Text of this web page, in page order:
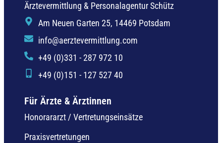
Für Ärzte & Ärztinnen
Honorararzt / Vertretungseinsätze
Praxisvertretungen
Ärztevermittlung & Personalagentur Schütz
Am Neuen Garten 25, 14469 Potsdam
info@aerztevermittlung.com
+49 (0)331 - 287 972 10
+49 (0)151 - 127 527 40